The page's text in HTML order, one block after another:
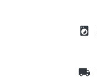
local_laundry_service
local_shipping